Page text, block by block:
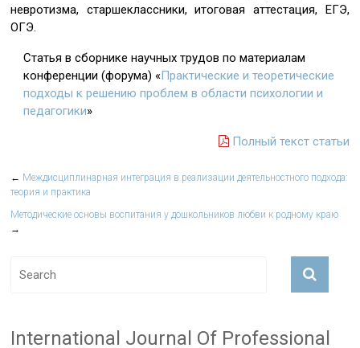
невротизма, старшеклассники, итоговая аттестация, ЕГЭ,
ОГЭ.
Статья в сборнике научных трудов по материалам
конференции (форума) «Практические и теоретические
подходы к решению проблем в области психологии и
педагогики»
Полный текст статьи
← Междисциплинарная интеграция в реализации деятельностного подхода:
теория и практика
Методические основы воспитания у дошкольников любви к родному краю
→
International Journal Of Professional